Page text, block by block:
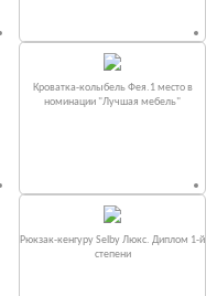
Кроватка-колыбель Фея.1 место в
номинации "Лучшая мебель"
Рюкзак-кенгуру Selby Люкс. Диплом 1-й
степени